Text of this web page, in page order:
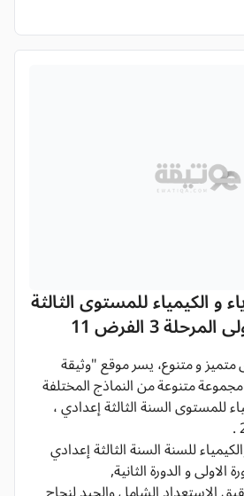
و الكيمياء للمستوى الثالثة
3 الفرض 11
و متنوع، يسر موقع "وثيقة
متنوعة من النماذج المختلفة
للمستوى السنة الثالثة إعدادي ،
للسنة السنة الثالثة إعدادي